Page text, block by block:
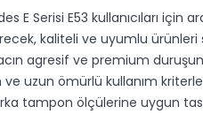
E Serisi E53
kaliteli ve uyumlu
agresif ve premium
uzun ömürlü kullanım
tampon ölçülerine uygun